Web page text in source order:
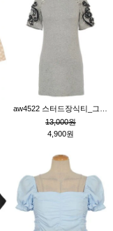
13,000원
4,900원